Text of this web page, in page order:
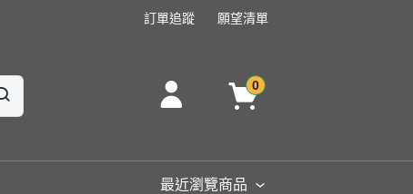
訂單追蹤 願望清單
0
最近瀏覽商品